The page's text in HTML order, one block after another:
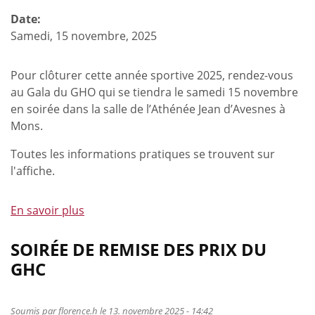
Date:
Samedi, 15 novembre, 2025
Pour clôturer cette année sportive 2025, rendez-vous
au Gala du GHO qui se tiendra le samedi 15 novembre
en soirée dans la salle de l’Athénée Jean d’Avesnes à
Mons.
Toutes les informations pratiques se trouvent sur
l'affiche.
En savoir plus
de
Gala
SOIRÉE DE REMISE DES PRIX DU
GHC
Soumis parflorence.h le 13. novembre 2025 - 14:42